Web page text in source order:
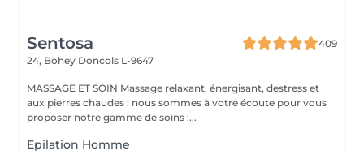
Sentosa
409
24, Bohey Doncols L-9647
MASSAGE ET SOIN Massage relaxant, énergisant, destress et
aux pierres chaudes : nous sommes à votre écoute pour vous
proposer notre gamme de soins :...
Epilation Homme